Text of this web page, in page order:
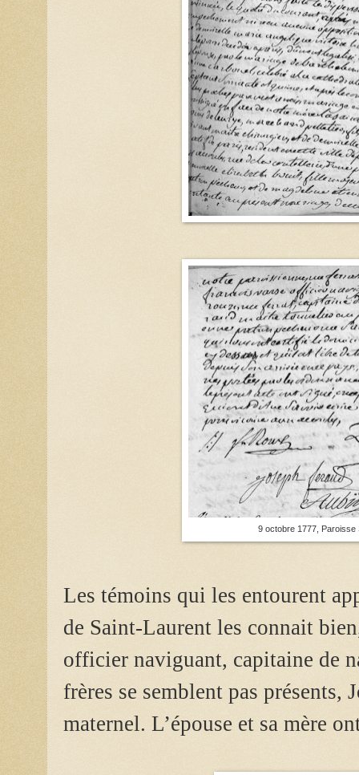
9 octobre 1777, Paroisse
Les témoins qui les entourent
de Saint-Laurent les connait
officier naviguant, capitaine de
frères se semblent pas présents,
maternel. L’épouse et sa mère